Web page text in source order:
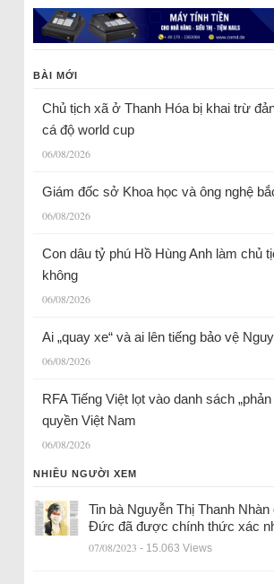
BÀI MỚI
Chủ tịch xã ở Thanh Hóa bị khai trừ
cá độ world cup
06/08/2026
Giám đốc sở Khoa học và ông nghệ
06/08/2026
Con dâu tỷ phú Hồ Hùng Anh làm chủ
không
06/08/2026
Ai „quay xe“ và ai lên tiếng bảo vệ
06/08/2026
RFA Tiếng Việt lọt vào danh sách
quyền Việt Nam
06/08/2026
NHIỀU NGƯỜI XEM
Tin bà Nguyễn Thị Thanh Nhàn
Đức đã được chính thức xác
07/08/2023 - 15.063 Views